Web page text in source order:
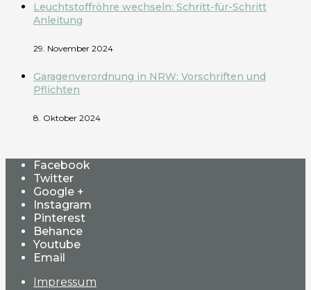
Leuchtstoffröhre wechseln: Schritt-für-Schritt
Anleitung
29. November 2024
Garagenverordnung in NRW: Vorschriften und
Pflichten
8. Oktober 2024
Facebook
Twitter
Google +
Instagram
Pinterest
Behance
Youtube
Email
Impressum